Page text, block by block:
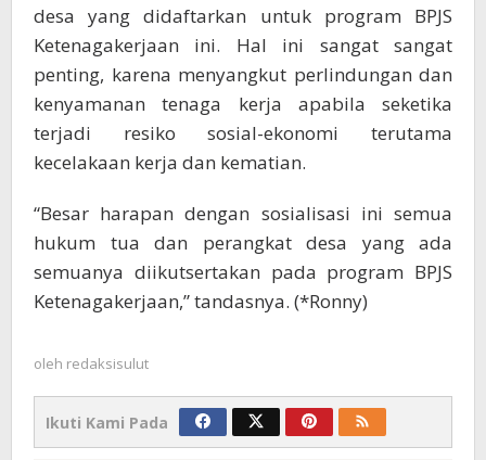
desa yang didaftarkan untuk program BPJS
Ketenagakerjaan ini. Hal ini sangat sangat
penting, karena menyangkut perlindungan dan
kenyamanan tenaga kerja apabila seketika
terjadi resiko sosial-ekonomi terutama
kecelakaan kerja dan kematian.
“Besar harapan dengan sosialisasi ini semua
hukum tua dan perangkat desa yang ada
semuanya diikutsertakan pada program BPJS
Ketenagakerjaan,” tandasnya. (*Ronny)
oleh redaksisulut
Ikuti Kami Pada